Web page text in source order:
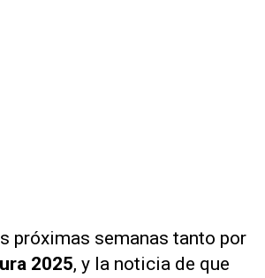
próximas semanas tanto por
2025, y la noticia de que